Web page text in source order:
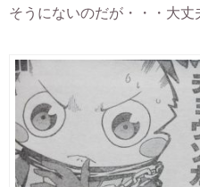
そうにないのだが・・・大丈